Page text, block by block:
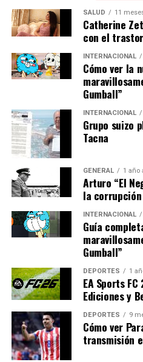
Este miércoles, TikTok
Tribunal Federal, afirmando
compañía seguir invirtiendo
país y apoyar el
puestos de trabajo.
“Estamos
trabajar con
autoridades
para abordar
preocupación
y continuar
espacio
para nuestros
declaró un
TikTok Canada.
La decisión del Tribunal
implicaciones significativas
Canadá, así como para otras
SALUD 11
Catherine
con el
INTERNACIONAL
Cómo ver la
Gumball”
INTERNACIONAL
Grupo suizo
Tacna
GENERAL 1 año
Arturo “El
la
INTERNACIONAL
Guía
Gumball”
DEPORTES 1
EA Sports
Ediciones y
DEPORTES 9
Cómo ver
transmisión